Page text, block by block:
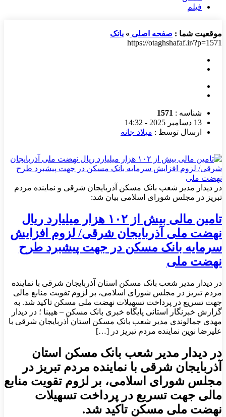
فیلم
موقعیت شما : صفحه اصلی » بانک
https://otaghshafaf.ir/?p=1571
شناسه : 1571
13 دسامبر 2025 - 14:32
ارسال توسط : میلاد جانه
در دیدار مدیر شعب بانک مسکن آذربایجان شرقی و نماینده مردم
تبریز در مجلس شورای اسلامی بیان شد:
تامین مالی بیش از ۱۰۲ هزار میلیارد ریال
نهضت ملی آذربایجان شرقی/ لزوم افزایش
سرمایه بانک مسکن در جهت پیشبرد طرح
نهضت ملی
در دیدار مدیر شعب بانک مسکن استان آذربایجان شرقی با نماینده
مردم تبریز در مجلس شورای اسلامی، بر لزوم تقویت منابع مالی
جهت تسریع در پرداخت تسهیلات نهضت ملی مسکن تاکید شد. به
گزارش خبرنگار استانی پایگاه خبری بانک مسکن – هیبنا ؛ در دیدار
مهدی جمالوندی مدیر شعب بانک مسکن استان آذربایجان شرقی با
علیرضا نوین نماینده مردم تبریز در […]
در دیدار مدیر شعب بانک مسکن استان
آذربایجان شرقی با نماینده مردم تبریز در
مجلس شورای اسلامی، بر لزوم تقویت منابع
مالی جهت تسریع در پرداخت تسهیلات
نهضت ملی مسکن تاکید شد.